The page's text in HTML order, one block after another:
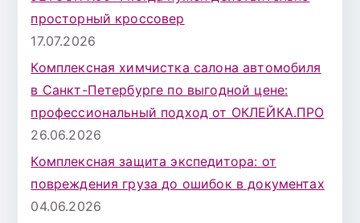
просторный кроссовер
17.07.2026
Комплексная химчистка салона автомобиля
в Санкт-Петербурге по выгодной цене:
профессиональный подход от ОКЛЕЙКА.ПРО
26.06.2026
Комплексная защита экспедитора: от
повреждения груза до ошибок в документах
04.06.2026